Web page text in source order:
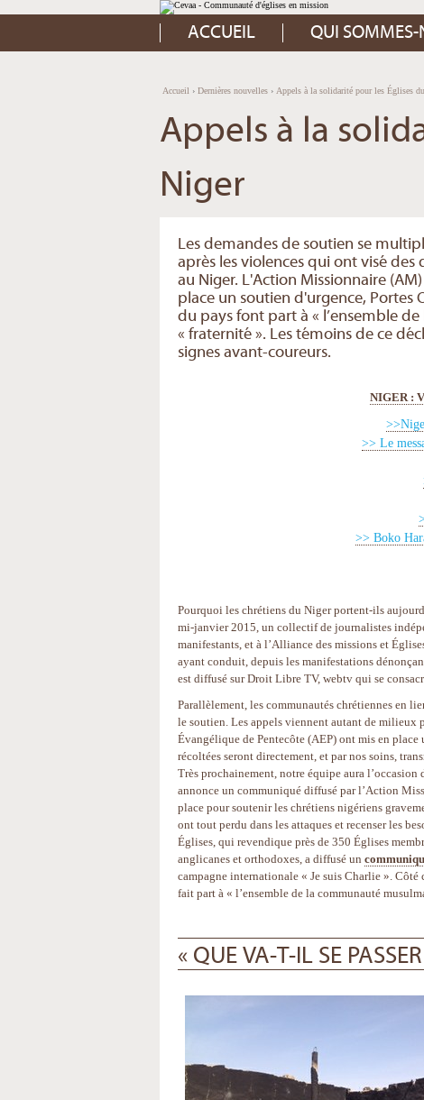
Aller
au
contenu.
Aller
à
Outils
personnels
ACCUEIL QUI SOMMES-
Accueil › Dernières nouvelles › Appels à la solidarité pour les Églises
Appels à la
Niger
Les demandes de soutien se
après les violences qui ont visé des
au Niger. L'Action Missionnaire
place un soutien d'urgence, Portes
du pays font part à « l’ensemble
« fraternité ». Les témoins de ce
signes avant-coureurs.
NIGER :
>> Le
>> Boko
Pourquoi les chrétiens du Niger portent-ils
mi-janvier 2015, un collectif de journalistes
manifestants, et à l’Alliance des missions et
ayant conduit, depuis les manifestations
est diffusé sur Droit Libre TV, webtv qui se
Parallèlement, les communautés chrétiennes en
le soutien. Les appels viennent autant de
Évangélique de Pentecôte (AEP) ont mis en
récoltées seront directement, et par nos soins,
Très prochainement, notre équipe aura l’occasion
annonce un communiqué diffusé par l’Action
place pour soutenir les chrétiens nigériens
ont tout perdu dans les attaques et recenser les
Églises, qui revendique près de 350 Églises
anglicanes et orthodoxes, a diffusé un
campagne internationale « Je suis Charlie ».
fait part à « l’ensemble de la communauté
« QUE VA-T-IL SE